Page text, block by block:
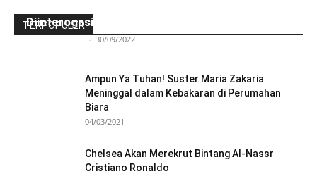
TERPOPULER
Diinterogasi Aparat Polres Sikka
- 30/09/2022
Ampun Ya Tuhan! Suster Maria Zakaria
Meninggal dalam Kebakaran di Perumahan
Biara
04/03/2021
Chelsea Akan Merekrut Bintang Al-Nassr
Cristiano Ronaldo